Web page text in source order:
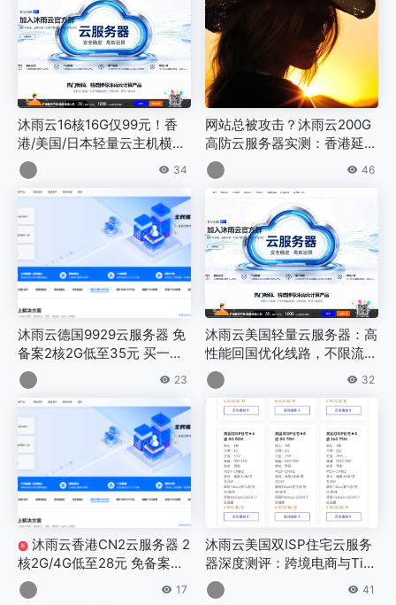
沐雨云16核16G仅99元！香
港/美国/日本轻量云主机横
评，低价高配免备案
34
网站总被攻击？沐雨云200G
高防云服务器实测：香港延迟
38ms，35元/月起
46
沐雨云德国9929云服务器 免
备案2核2G低至35元 买一送
一
23
沐雨云美国轻量云服务器：高
性能回国优化线路，不限流量
免备案，原生IP低至¥12.80/
月起
32
新
沐雨云香港CN2云服务器 2
核2G/4G低至28元 免备案即
开即用
17
沐雨云美国双ISP住宅云服务
器深度测评：跨境电商与TikT
ok运营首选
41